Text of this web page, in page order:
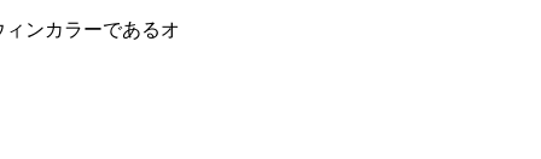
ンカラーであるオ